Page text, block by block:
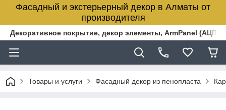
Фасадный и экстерьерный декор в Алматы от
производителя
Декоративное покрытие, декор элементы, ArmPanel
Товары и услуги Фасадный декор из пенопласта